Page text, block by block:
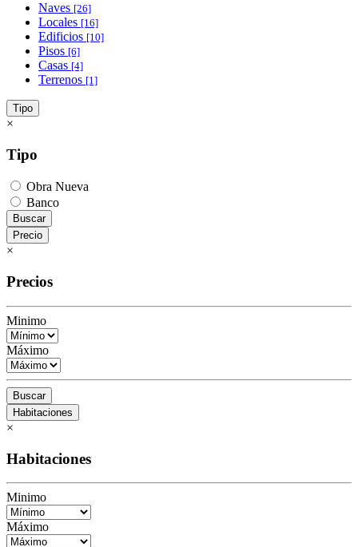
Naves [26]
Locales [16]
Edificios [10]
Pisos [6]
Casas [4]
Terrenos [1]
Tipo
×
Tipo
Obra Nueva
Banco
Buscar
Precio
×
Precios
Minimo
Máximo
Buscar
Habitaciones
×
Habitaciones
Minimo
Máximo